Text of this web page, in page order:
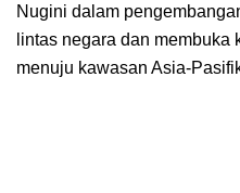
Nugini dalam
lintas negara dan membuka
menuju kawasan Asia-